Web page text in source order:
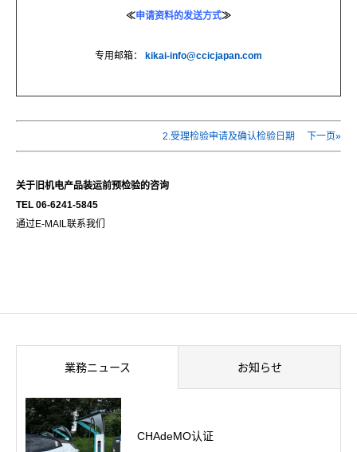
≪申请资料的发送方式≫
专用邮箱： kikai-info@ccicjapan.com
2.受理检验申请及确认检验日期 下一页»
关于旧机电产品装运前预检验的咨询
TEL 06-6241-5845
通过E-MAIL联系我们
業務ニュース お知らせ
CHAdeMO认证